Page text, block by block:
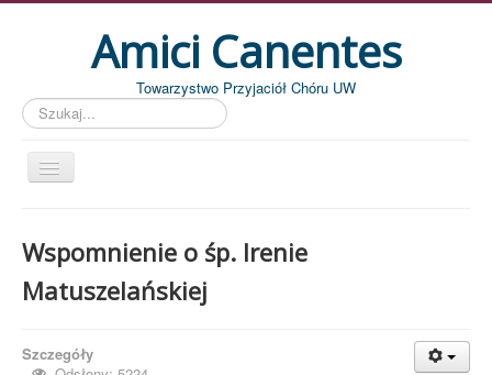
Amici Canentes
Towarzystwo Przyjaciół Chóru UW
Szukaj...
Aktualności
Wydarzenia
Wspomnienie o śp. Irenie
Matuszelańskiej
Szczegóły